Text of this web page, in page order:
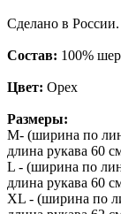
Сделано в
Состав: 100%
Цвет: Орех
Размеры:
M- (ширина по
длина рукава 60
L - (ширина по
длина рукава 60
XL - (ширина по